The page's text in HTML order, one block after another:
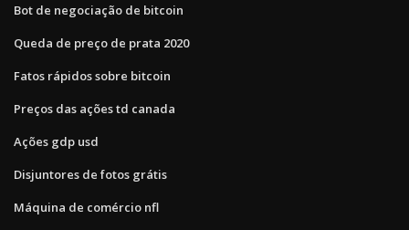
Bot de negociação de bitcoin
Queda de preço de prata 2020
Fatos rápidos sobre bitcoin
Preços das ações td canada
Ações gdp usd
Disjuntores de fotos grátis
Máquina de comércio nfl